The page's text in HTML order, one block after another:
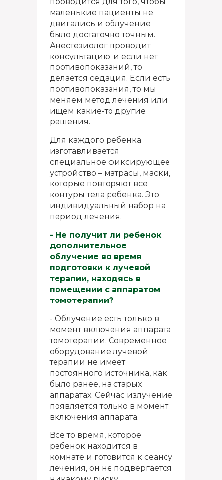
проводится для того, чтобы
маленькие пациенты не
двигались и облучение
было достаточно точным.
Анестезиолог проводит
консультацию, и если нет
противопоказаний, то
делается седация. Если есть
противопоказания, то мы
меняем метод лечения или
ищем какие-то другие
решения.
Для каждого ребенка
изготавливается
специальное фиксирующее
устройство – матрасы, маски,
которые повторяют все
контуры тела ребенка. Это
индивидуальный набор на
период лечения.
- Не получит ли ребенок
дополнительное
облучение во время
подготовки к лучевой
терапии, находясь в
помещении с аппаратом
томотерапии?
- Облучение есть только в
момент включения аппарата
томотерапии. Современное
оборудование лучевой
терапии не имеет
постоянного источника, как
было ранее, на старых
аппаратах. Сейчас излучение
появляется только в момент
включения аппарата.
Всё то время, которое
ребенок находится в
комнате и готовится к сеансу
лечения, он не подвергается